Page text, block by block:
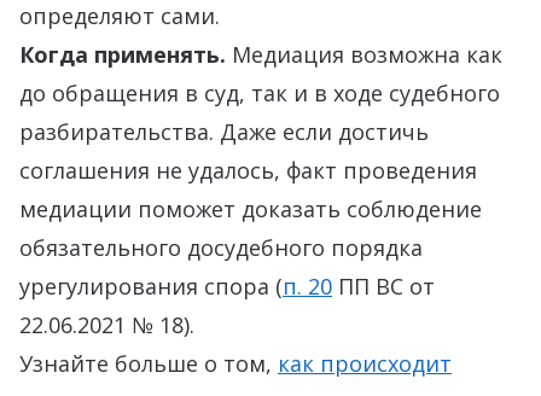
определяют сами.
Когда применять. Медиация возможна как
до обращения в суд, так и в ходе судебного
разбирательства. Даже если достичь
соглашения не удалось, факт проведения
медиации поможет доказать соблюдение
обязательного досудебного порядка
урегулирования спора (п. 20 ПП ВС от
22.06.2021 № 18).
Узнайте больше о том, как происходит